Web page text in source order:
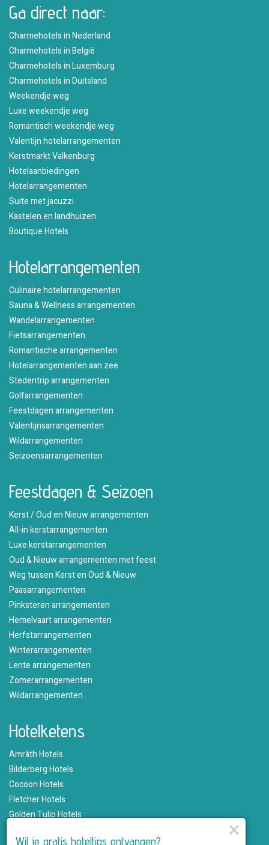
Ga direct naar:
Charmehotels in Nederland
Charmehotels in België
Charmehotels in Luxemburg
Charmehotels in Duitsland
Weekendje weg
Luxe weekendje weg
Romantisch weekendje weg
Valentijn hotelarrangementen
Kerstmarkt Valkenburg
Hotelaanbiedingen
Hotelarrangementen
Suite met jacuzzi
Kastelen en landhuizen
Boutique Hotels
Hotelarrangementen
Culinaire hotelarrangementen
Sauna & Wellness arrangementen
Wandelarrangementen
Fietsarrangementen
Romantische arrangementen
Hotelarrangementen aan zee
Stedentrip arrangementen
Golfarrangementen
Feestdagen arrangementen
Valentijnsarrangementen
Wildarrangementen
Seizoensarrangementen
Feestdagen & Seizoen
Kerst / Oud en Nieuw arrangementen
All-in kerstarrangementen
Luxe kerstarrangementen
Oud & Nieuw arrangementen met feest
Weg tussen Kerst en Oud & Nieuw
Paasarrangementen
Pinksteren arrangementen
Hemelvaart arrangementen
Herfstarrangementen
Winterarrangementen
Lente arrangementen
Zomerarrangementen
Wildarrangementen
Hotelketens
Amrâth Hotels
Bilderberg Hotels
Cocoon Hotels
Fletcher Hotels
Golden Tulip Hotels
×
Wil je gratis hoteltips ontvangen?